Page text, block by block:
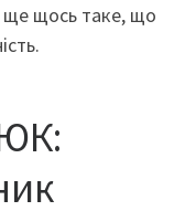
ще щось таке, що